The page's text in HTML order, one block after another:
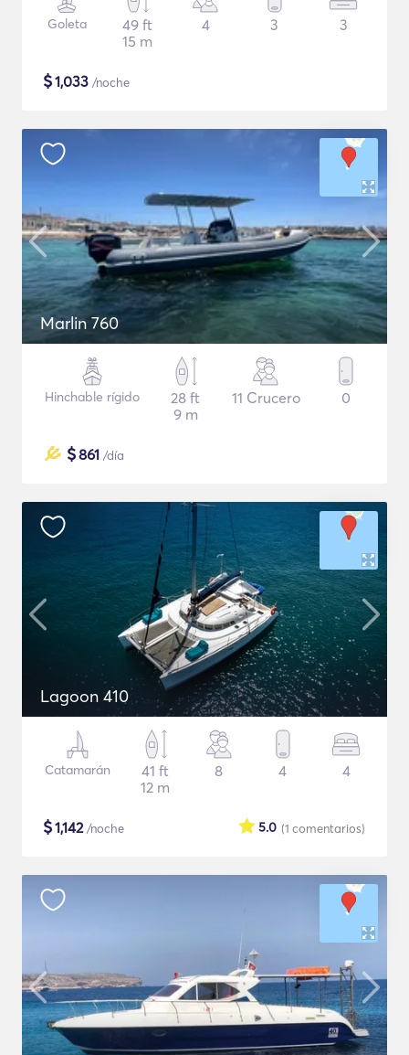
Goleta
49 ft
15 m
4 3 3
$1,033 /noche
Marlin 760
Hinchable rígido
28 ft
9 m
11 Crucero 0
$861 /día
Lagoon 410
Catamarán
41 ft
12 m
8 4 4
$1,142/noche (1 comentarios)
5.0